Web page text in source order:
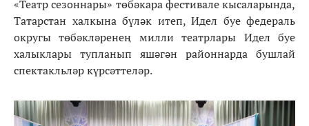
«Театр сезоннары» төбәкара фестивале кысаларында,
Татарстан халкына бүләк итеп, Идел буе федераль
округы төбәкләренең милли театрлары Идел буе
халыклары тупланып яшәгән районнарда бушлай
спектакльләр күрсәттеләр.